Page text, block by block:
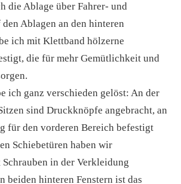
die Ablage über Fahrer- und
Ablagen an den hinteren
ich mit Klettband hölzerne
die für mehr Gemütlichkeit und
ich ganz verschieden gelöst: An der
sind Druckknöpfe angebracht, an
für den vorderen Bereich befestigt
Schiebetüren haben wir
in der Verkleidung
beiden hinteren Fenstern ist das